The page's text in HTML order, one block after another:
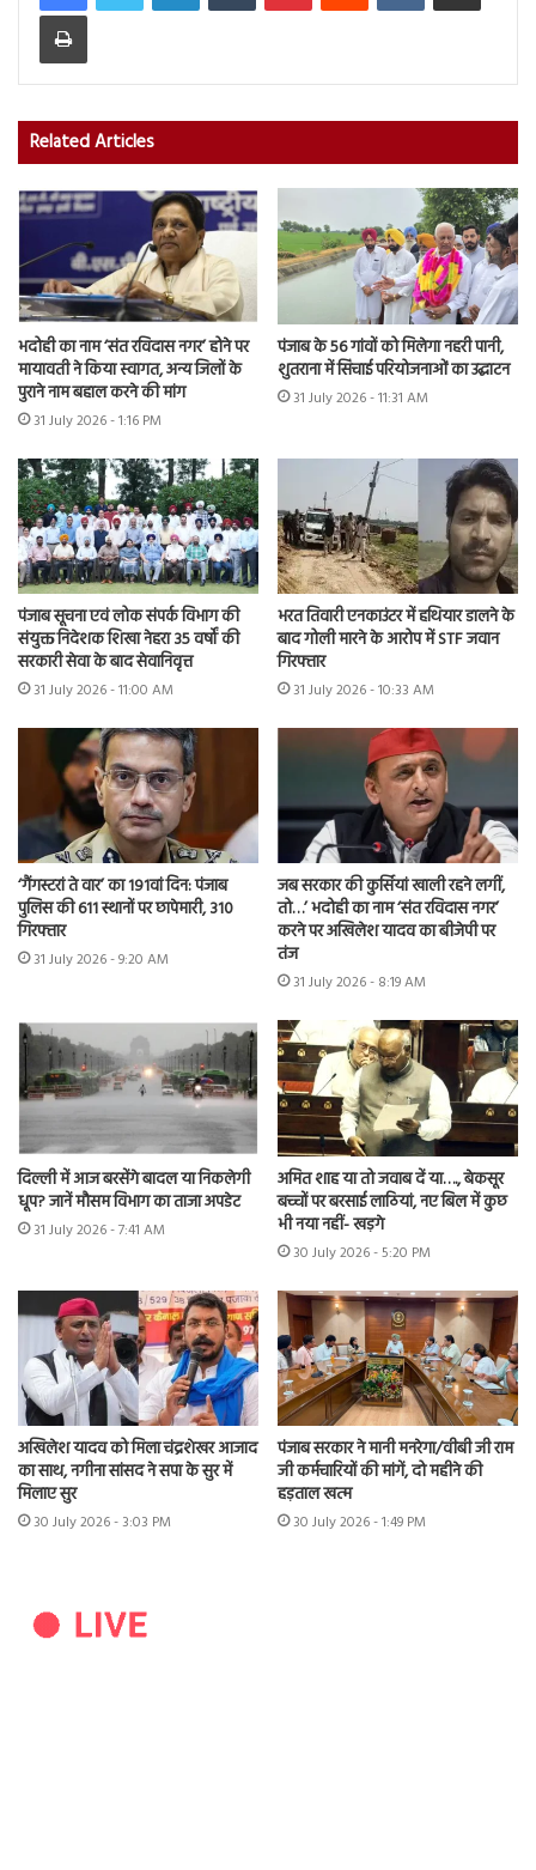
Print
Related Articles
भदोही का नाम ‘संत रविदास नगर’ होने पर
मायावती ने किया स्वागत, अन्य जिलों के
पुराने नाम बहाल करने की मांग
31 July 2026 - 1:16 PM
पंजाब के 56 गांवों को मिलेगा नहरी पानी,
शुतराना में सिंचाई परियोजनाओं का उद्घाटन
31 July 2026 - 11:31 AM
पंजाब सूचना एवं लोक संपर्क विभाग की
संयुक्त निदेशक शिखा नेहरा 35 वर्षों की
सरकारी सेवा के बाद सेवानिवृत्त
31 July 2026 - 11:00 AM
भरत तिवारी एनकाउंटर में हथियार डालने के
बाद गोली मारने के आरोप में STF जवान
गिरफ्तार
31 July 2026 - 10:33 AM
‘गैंगस्टरां ते वार’ का 191वां दिन: पंजाब
पुलिस की 611 स्थानों पर छापेमारी, 310
गिरफ्तार
31 July 2026 - 9:20 AM
जब सरकार की कुर्सियां खाली रहने लगीं,
तो…’ भदोही का नाम ‘संत रविदास नगर’
करने पर अखिलेश यादव का बीजेपी पर
तंज
31 July 2026 - 8:19 AM
दिल्ली में आज बरसेंगे बादल या निकलेगी
धूप? जानें मौसम विभाग का ताजा अपडेट
31 July 2026 - 7:41 AM
अमित शाह या तो जवाब दें या…., बेकसूर
बच्चों पर बरसाई लाठियां, नए बिल में कुछ
भी नया नहीं- खड़गे
30 July 2026 - 5:20 PM
अखिलेश यादव को मिला चंद्रशेखर आजाद
का साथ, नगीना सांसद ने सपा के सुर में
मिलाए सुर
30 July 2026 - 3:03 PM
पंजाब सरकार ने मानी मनरेगा/वीबी जी राम
जी कर्मचारियों की मांगें, दो महीने की
हड़ताल खत्म
30 July 2026 - 1:49 PM